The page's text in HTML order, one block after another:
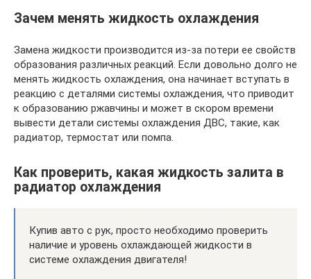
Зачем менять жидкость охлаждения
Замена жидкости производится из-за потери ее свойств
образования различных реакций. Если довольно долго не
менять жидкость охлаждения, она начинает вступать в
реакцию с деталями системы охлаждения, что приводит
к образованию ржавчины и может в скором времени
вывести детали системы охлаждения ДВС, такие, как
радиатор, термостат или помпа.
Как проверить, какая жидкость залита в
радиатор охлаждения
Купив авто с рук, просто необходимо проверить
наличие и уровень охлаждающей жидкости в
системе охлаждения двигателя!